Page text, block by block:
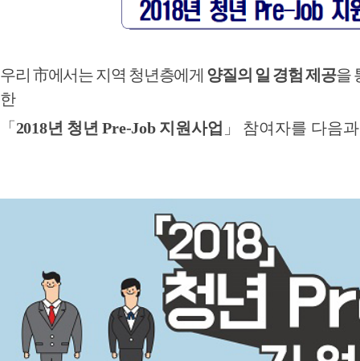
우리 市에서는 지역 청년층에게 양질의 일 경험 제공을
한
「 2018년 청년Pre-Job 지 원사업 」 참여자를 다음